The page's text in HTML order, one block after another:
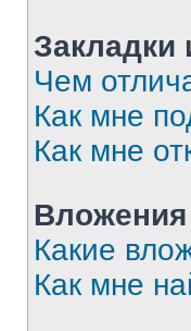
Закладки
Чем
Как мне
Как мне
Вложения
Какие
Как мне